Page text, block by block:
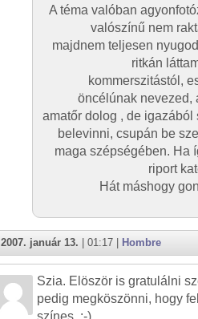
A téma valóban
valószínű nem
majdnem teljesen
ritkán
kommerszitástól,
öncélúnak nevezed,
amatőr dolog , de
belevinni, csupán be
maga szépségében. Ha
riport
Hát máshogy
2007. január 13. | 01:17 | Hombre
Szia. Elöször is gratulálni
pedig megköszönni, hogy
színes. :-)